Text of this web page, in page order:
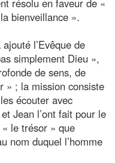
résolu en faveur de «
bienveillance ».
l’Evêque de
simplement Dieu »,
de sens, de
» ; la mission consiste
écouter avec
Jean l’ont fait pour le
le trésor » que
nom duquel l’homme